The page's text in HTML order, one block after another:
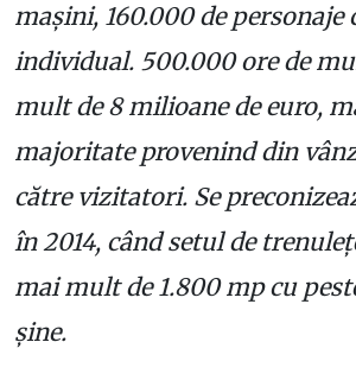
maşini, 160.000 de personaje
individual. 500.000 ore de
mult de 8 milioane de euro,
majoritate provenind din
către vizitatori. Se
în 2014, când setul de
mai mult de 1.800 mp cu
şine.